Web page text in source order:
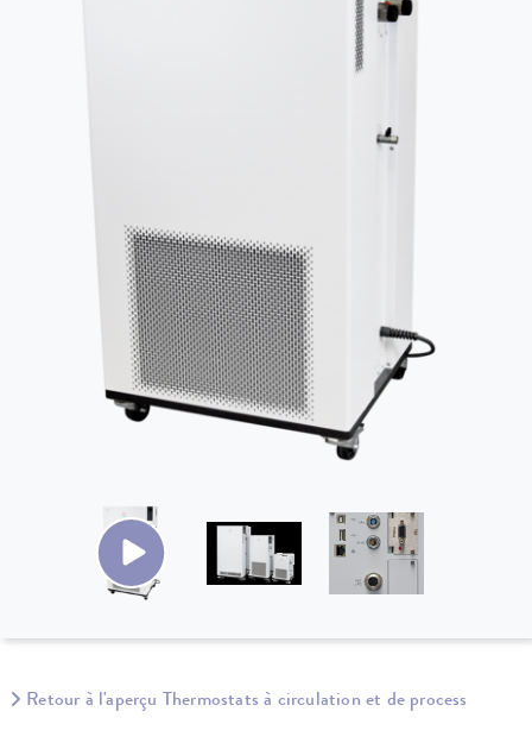
Retour à l'aperçu Thermostats à circulation et de process